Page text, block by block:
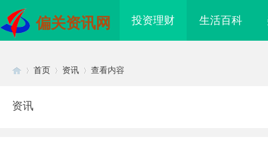
偏关资讯网 投资理财 生活百科
首页 资讯 查看内容
资讯